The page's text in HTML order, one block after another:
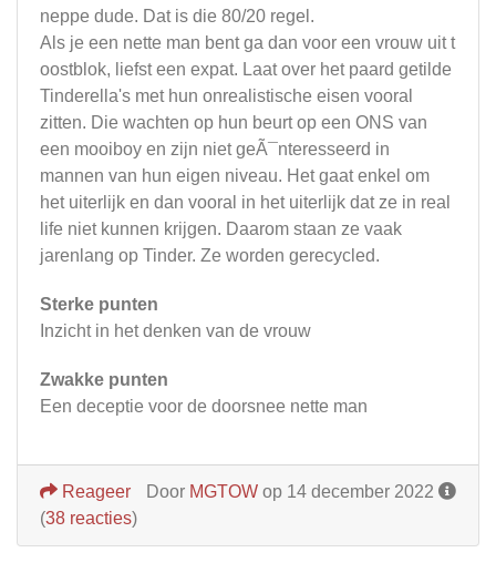
neppe dude. Dat is die 80/20 regel.
Als je een nette man bent ga dan voor een vrouw uit t
oostblok, liefst een expat. Laat over het paard getilde
Tinderella's met hun onrealistische eisen vooral
zitten. Die wachten op hun beurt op een ONS van
een mooiboy en zijn niet geÃ¯nteresseerd in
mannen van hun eigen niveau. Het gaat enkel om
het uiterlijk en dan vooral in het uiterlijk dat ze in real
life niet kunnen krijgen. Daarom staan ze vaak
jarenlang op Tinder. Ze worden gerecycled.
Sterke punten
Inzicht in het denken van de vrouw
Zwakke punten
Een deceptie voor de doorsnee nette man
Door MGTOW op 14 december 2022
Reageer
(38 reacties)